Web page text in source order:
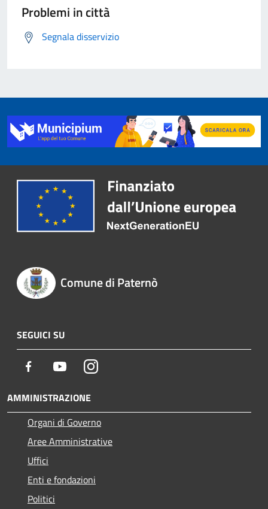
Problemi in città
Segnala disservizio
Comune di Paternò
SEGUICI SU
Facebook YoutubeInstagram
AMMINISTRAZIONE
Organi di Governo
Aree Amministrative
Uffici
Enti e fondazioni
Politici